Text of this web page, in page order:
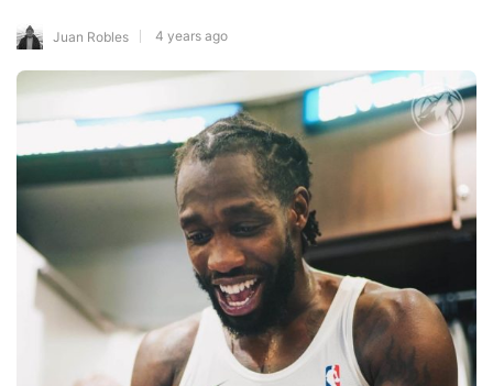
Juan Robles 4 years ago